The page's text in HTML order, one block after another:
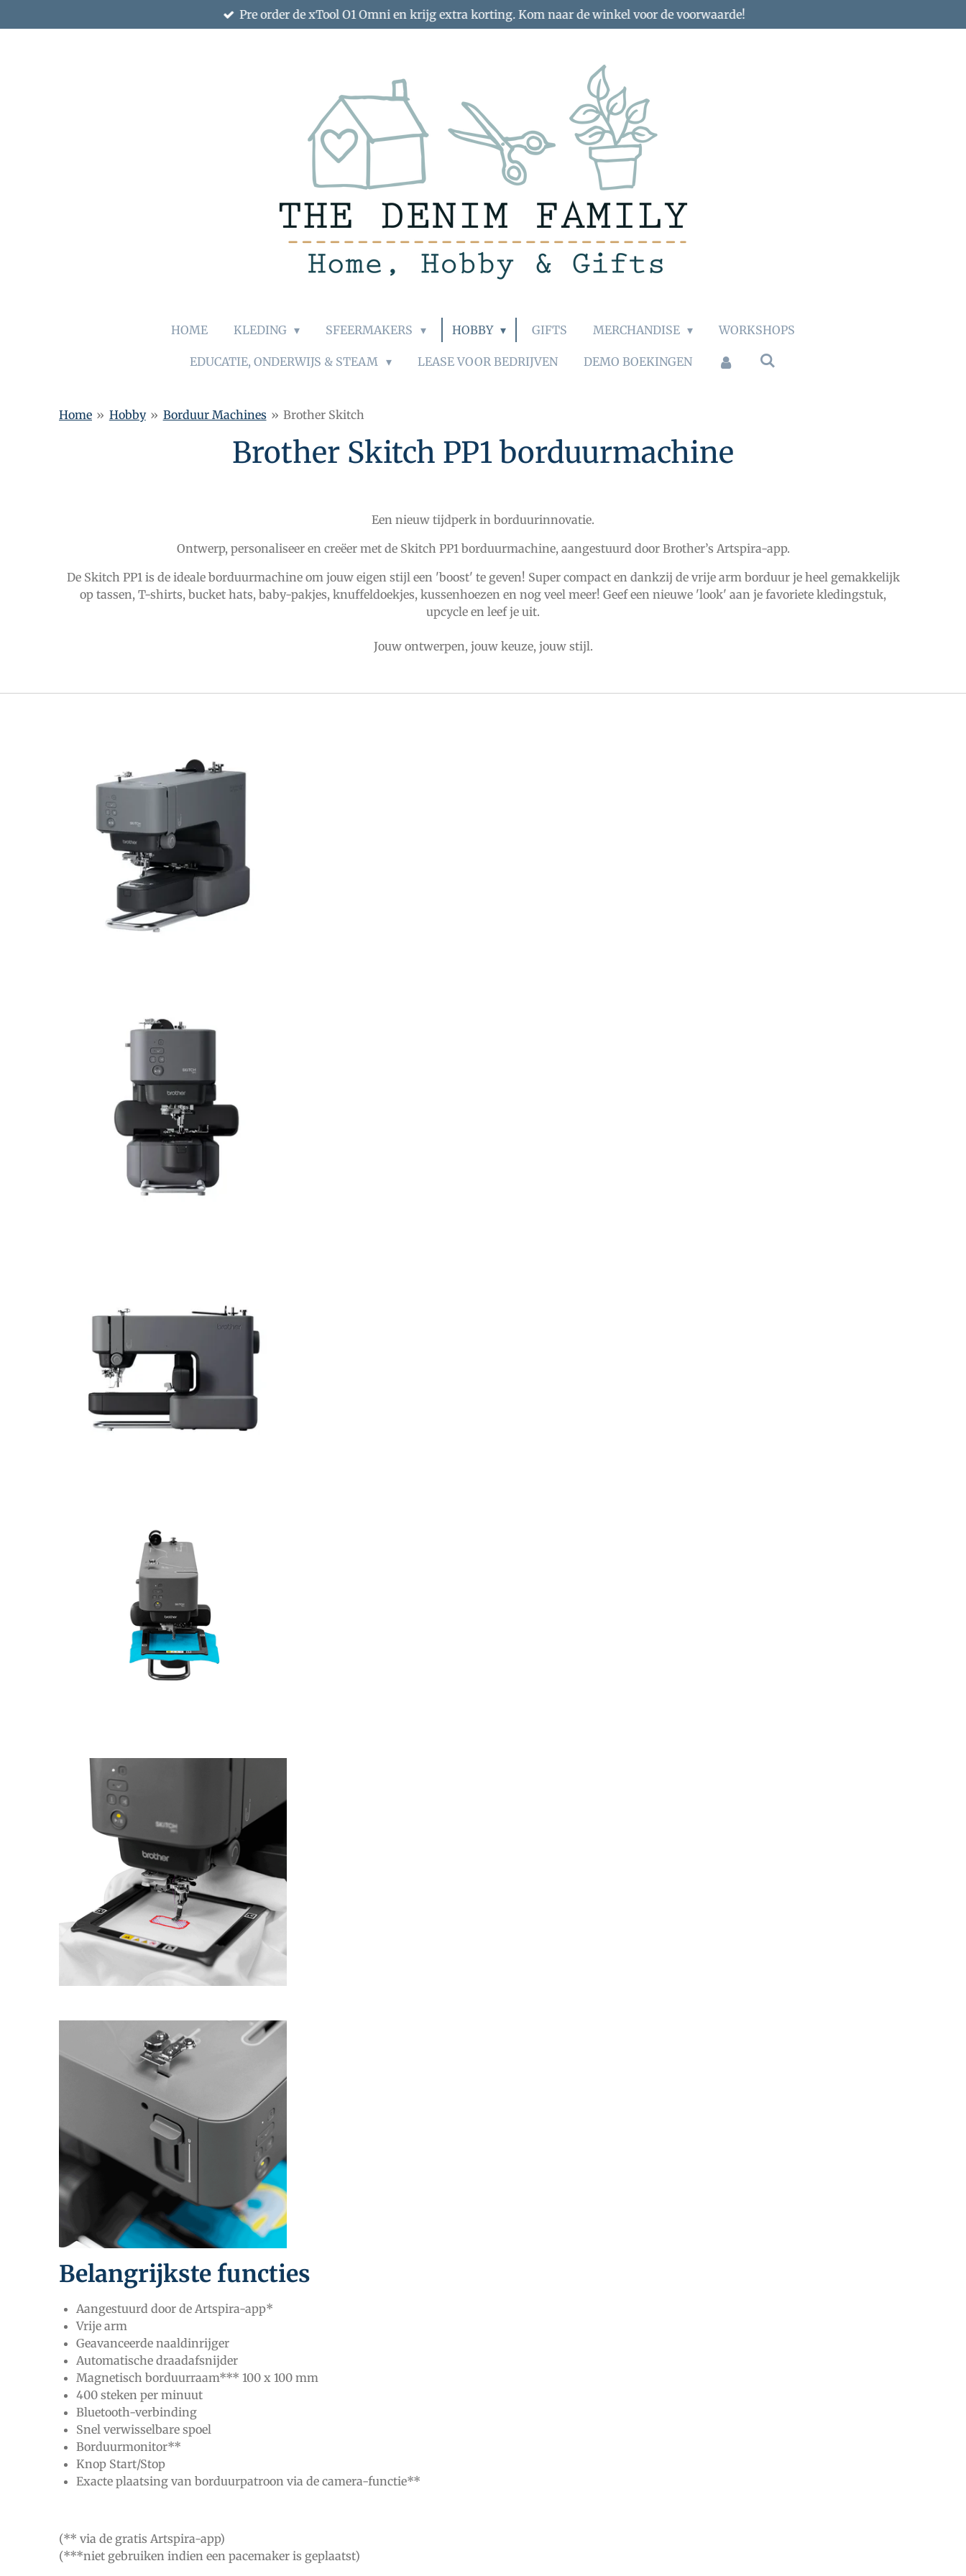
direct
Pre order de xTool O1 Omni en krijg extra korting. Kom naar de winkel voor de voorwaarde!
HOME KLEDING SFEERMAKERS HOBBY GIFTS MERCHANDISE WORKSHOPS
EDUCATIE, ONDERWIJS & STEAM LEASE VOOR BEDRIJVEN DEMO BOEKINGEN
Home » Hobby » Borduur Machines » Brother Skitch
Brother Skitch PP1 borduurmachine
Een nieuw tijdperk in borduurinnovatie.
Ontwerp, personaliseer en creëer met de Skitch PP1 borduurmachine, aangestuurd door Brother’s Artspira-app.
De Skitch PP1 is de ideale borduurmachine om jouw eigen stijl een 'boost' te geven! Super compact en dankzij de vrije arm borduur je heel gemakkelijk
op tassen, T-shirts, bucket hats, baby-pakjes, knuffeldoekjes, kussenhoezen en nog veel meer! Geef een nieuwe 'look' aan je favoriete kledingstuk,
upcycle en leef je uit.
Jouw ontwerpen, jouw keuze, jouw stijl.
Belangrijkste functies
Aangestuurd door de Artspira-app*
Vrije arm
Geavanceerde naaldinrijger
Automatische draadafsnijder
Magnetisch borduurraam*** 100 x 100 mm
400 steken per minuut
Bluetooth-verbinding
Snel verwisselbare spoel
Borduurmonitor**
Knop Start/Stop
Exacte plaatsing van borduurpatroon via de camera-functie**
(** via de gratis Artspira-app)
(***niet gebruiken indien een pacemaker is geplaatst)